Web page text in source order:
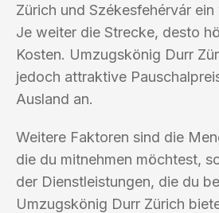
Zürich und Székesfehérvár
Je weiter die Strecke, desto
Kosten. Umzugskönig Durr
jedoch attraktive
Ausland an.
Weitere Faktoren sind die
die du mitnehmen möchtest,
der Dienstleistungen, die du
Umzugskönig Durr Zürich